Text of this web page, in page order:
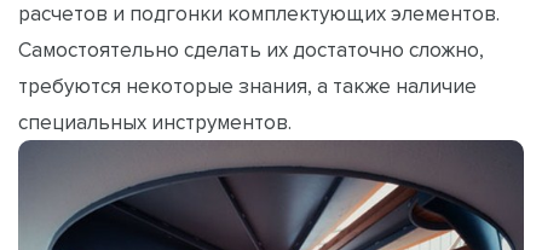
расчетов и подгонки комплектующих элементов.
Самостоятельно сделать их достаточно сложно,
требуются некоторые знания, а также наличие
специальных инструментов.